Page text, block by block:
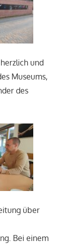
und
Museums,
des
über
Bei einem